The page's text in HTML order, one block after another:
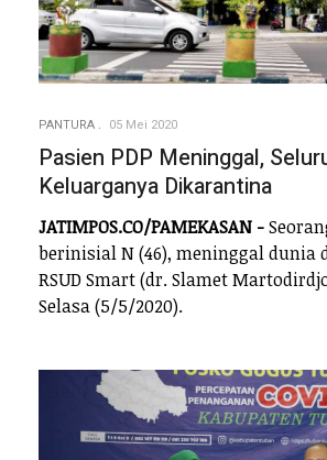
PANTURA 05 Mei 2020
Pasien PDP Meninggal,
Keluarganya Dikarantina
JATIMPOS.CO/PAMEKASAN -
berinisial N (46), meninggal dunia
RSUD Smart (dr. Slamet
Selasa (5/5/2020).